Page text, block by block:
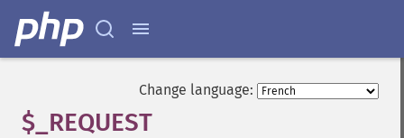
Change language:
$_REQUEST